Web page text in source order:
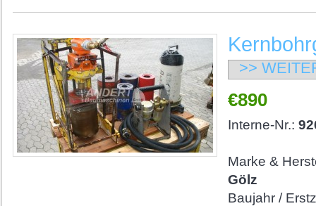
>>
€890
Interne-Nr.:
Marke &
Gölz
Baujahr /